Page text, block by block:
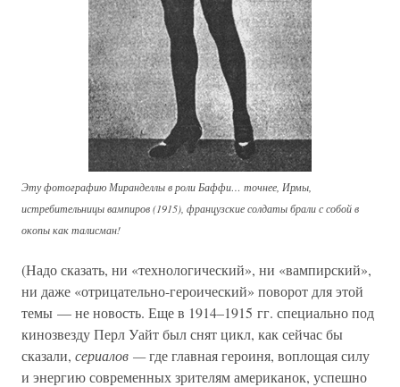
Эту фотографию Миранделлы в роли Баффи… точнее, Ирмы,
истребительницы вампиров (1915), французские солдаты брали с собой в
окопы как талисман!
(Надо сказать, ни «технологический», ни «вампирский»,
ни даже «отрицательно-героический» поворот для этой
темы — не новость. Еще в 1914–1915 гг. специально под
кинозвезду Перл Уайт был снят цикл, как сейчас бы
сказали, сериалов —где главная героиня, воплощая силу
и энергию современных зрителям американок, успешно